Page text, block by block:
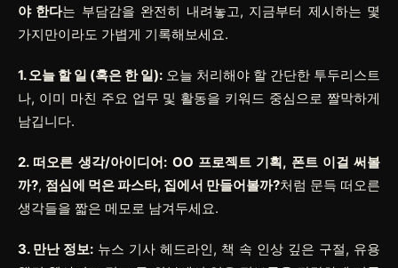
야 한다는 부담감을 완전히 내려놓고, 지금부터 제시하는 몇
가지만이라도 가볍게 기록해보세요.
1. 오늘 할 일 (혹은 한 일): 오늘 처리해야 할 간단한 투두리스트
나, 이미 마친 주요 업무 및 활동을 키워드 중심으로 짤막하게
남깁니다.
2. 떠오른 생각/아이디어: OO 프로젝트 기획, 폰트 이걸 써볼
까?, 점심에 먹은 파스타, 집에서 만들어볼까?처럼 문득 떠오른
생각들을 짧은 메모로 남겨두세요.
3. 만난 정보: 뉴스 기사 헤드라인, 책 속 인상 깊은 구절, 유용